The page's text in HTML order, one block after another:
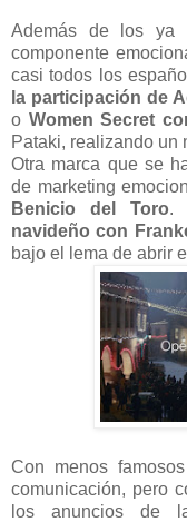
Además de los ya
componente
casi todos los
la participación de
o Women Secret
Pataki, realizando un
Otra marca que se
de marketing
Benicio del Toro.
navideño con
bajo el lema de abrir
Con menos
comunicación, pero
los anuncios de